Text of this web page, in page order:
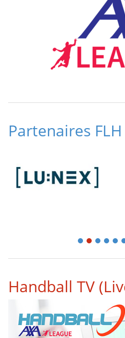
Partenaires FLH
1 2 3 4 5
Handball TV